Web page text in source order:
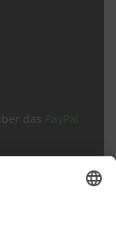
das PayPal